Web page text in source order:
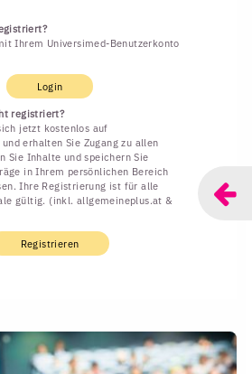
Ihrem Universimed-Benutzerkonto
Login
registriert?
jetzt kostenlos auf
erhalten Sie Zugang zu allen
Sie Inhalte und speichern Sie
in Ihrem persönlichen Bereich
Ihre Registrierung ist für alle
gültig. (inkl. allgemeineplus.at &
Registrieren